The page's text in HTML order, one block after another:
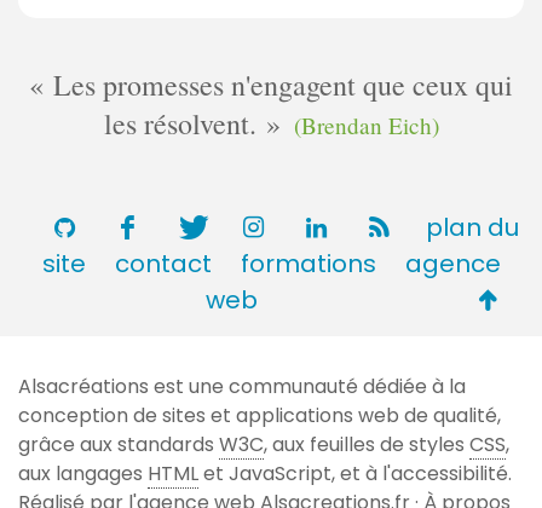
Les promesses n'engagent que ceux qui
les résolvent.
(Brendan Eich)
plan du
site
contact formations
agence
web
de
page
Alsacréations est une communauté dédiée à la
conception de sites et applications web de qualité,
grâce aux standards W3C, aux feuilles de styles CSS,
aux langages HTMLet JavaScript, et à l'accessibilité.